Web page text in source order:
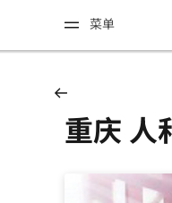
菜单
重庆 人